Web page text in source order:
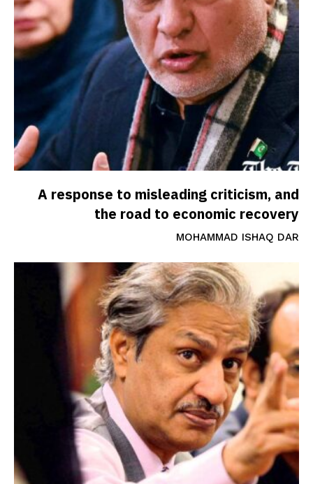
A response to misleading criticism, and
the road to economic recovery
MOHAMMAD ISHAQ DAR